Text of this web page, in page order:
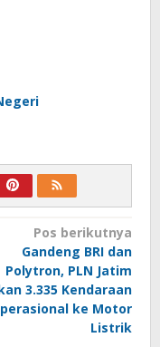
Pos berikutnya
Gandeng BRI dan
Polytron, PLN Jatim
3.335 Kendaraan
ke Motor
Listrik